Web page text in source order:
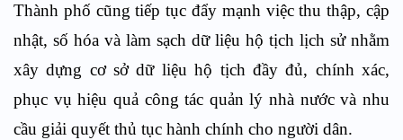
Thành phố cũng tiếp tục đẩy mạnh việc thu thập, cập
nhật, số hóa và làm sạch dữ liệu hộ tịch lịch sử nhằm
xây dựng cơ sở dữ liệu hộ tịch đầy đủ, chính xác,
phục vụ hiệu quả công tác quản lý nhà nước và nhu
cầu giải quyết thủ tục hành chính cho người dân.